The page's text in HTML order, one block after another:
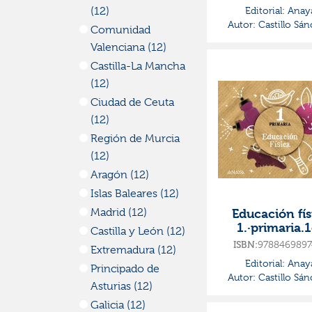
(12)
Comunidad
Valenciana (12)
Castilla-La Mancha
(12)
Ciudad de Ceuta
(12)
Región de Murcia
(12)
Aragón (12)
Islas Baleares (12)
Madrid (12)
Castilla y León (12)
Extremadura (12)
Principado de
Asturias (12)
Galicia (12)
Editorial:
Autor: Castillo
Educación
ISBN:
Editorial:
Autor: Castillo